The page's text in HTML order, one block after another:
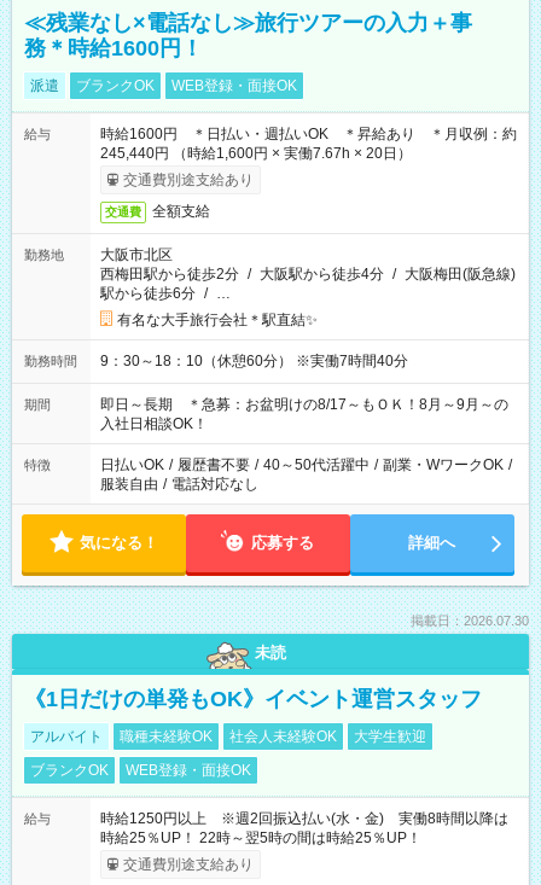
≪残業なし×電話なし≫旅行ツアーの入力＋事
務＊時給1600円！
派遣 ブランクOK WEB登録・面接OK
給与
時給1600円 ＊日払い・週払いOK ＊昇給あり ＊月収例：約
245,440円 （時給1,600円 × 実働7.67h × 20日）
交通費別途支給あり
交通費 全額支給
勤務地
大阪市北区
西梅田駅から徒歩2分 / 大阪駅から徒歩4分 / 大阪梅田(阪急線)
駅から徒歩6分 / …
有名な大手旅行会社＊駅直結✨
勤務時間 9：30～18：10（休憩60分） ※実働7時間40分
期間
即日～長期 ＊急募：お盆明けの8/17～もＯＫ！8月～9月～の
入社日相談OK！
特徴 日払いOK / 履歴書不要 / 40～50代活躍中 / 副業・WワークOK /
服装自由 / 電話対応なし
気になる！ 応募する 詳細へ
掲載日：2026.07.30
未読
《1日だけの単発もOK》イベント運営スタッフ
アルバイト 職種未経験OK 社会人未経験OK
大学生歓迎
ブランクOK
WEB登録・面接OK
給与
時給1250円以上 ※週2回振込払い(水・金) 実働8時間以降は
時給25％UP！ 22時～翌5時の間は時給25％UP！
交通費別途支給あり